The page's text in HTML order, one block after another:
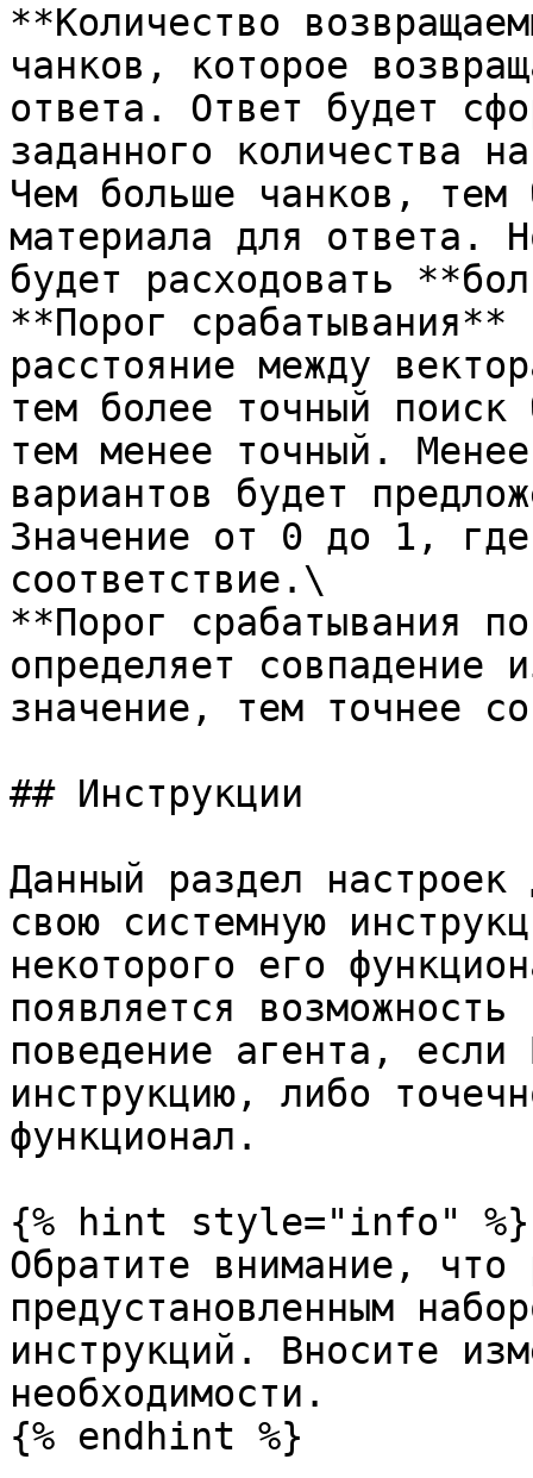
**Количество
чанков, которое
ответа. Ответ будет
заданного количества
Чем больше чанков, тем
материала для ответа.
будет расходовать
**Порог
расстояние между
тем более точный
тем менее точный.
вариантов будет
Значение от 0 до 1,
соответствие.\
**Порог срабатывания
определяет совпадение
значение, тем точнее
## Инструкции
Данный раздел настроек
свою системную
некоторого его
появляется
поведение агента, если
инструкцию, либо
функционал.
{% hint style="info" %}
Обратите внимание, что
предустановленным
инструкций. Вносите
необходимости.
{% endhint %}